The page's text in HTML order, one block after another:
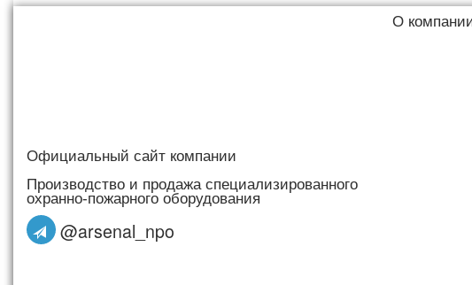
О
Официальный сайт компании
Производство и продажа специализированного
охранно-пожарного оборудования
@arsenal_npo